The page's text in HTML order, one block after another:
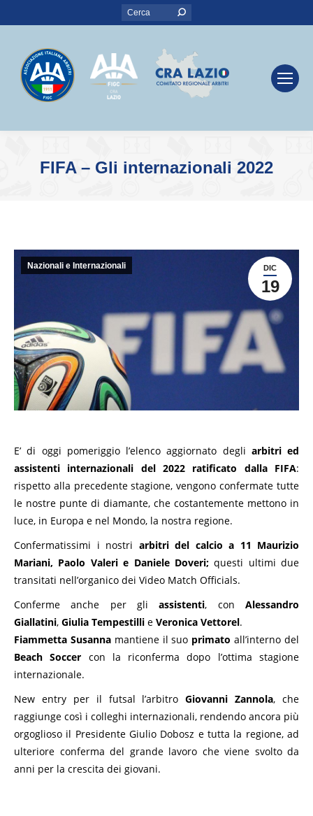
Search:
FIFA – Gli internazionali 2022
DIC
19
Nazionali e Internazionali
E’ di oggi pomeriggio l’elenco aggiornato degli arbitri ed
assistenti internazionali del 2022 ratificato dalla FIFA:
rispetto alla precedente stagione, vengono confermate tutte
le nostre punte di diamante, che costantemente mettono in
luce, in Europa e nel Mondo, la nostra regione.
Confermatissimi i nostri arbitri del calcio a 11 Maurizio
Mariani, Paolo Valeri e Daniele Doveri;questi ultimi due
transitati nell’organico dei Video Match Officials.
Conferme anche per gliassistenti, conAlessandro
Giallatini, Giulia Tempestilli e Veronica Vettorel.
Fiammetta Susannamantiene il suo primato all’interno del
Beach Soccer con la riconferma dopo l’ottima stagione
internazionale.
New entry per il futsal l’arbitroGiovanni Zannola, che
raggiunge così i colleghi internazionali, rendendo ancora più
orgoglioso il Presidente Giulio Dobosz e tutta la regione, ad
ulteriore conferma del grande lavoro che viene svolto da
anni per la crescita dei giovani.